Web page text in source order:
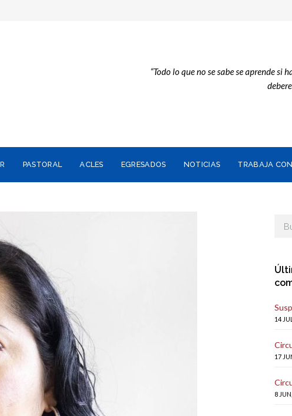
“Todo lo que no se sabe se aprende
PASTORAL ACLES EGRESADOS NOTICIAS TRABAJA
14
17
8